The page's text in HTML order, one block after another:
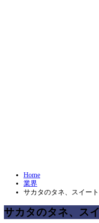
Home
業界
サカタのタネ、スイー
サカタのタネ、ス